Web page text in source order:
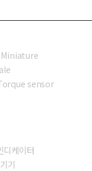
Miniature
sensor
디케이터
기